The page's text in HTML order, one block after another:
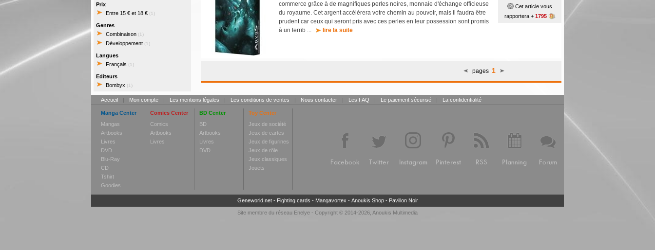
Prix
Entre 15 € et 18 € (1)
Genres
Combinaison (1)
Développement (1)
Langues
Français (1)
Editeurs
Bombyx (1)
commerce grâce à de magnifiques perles noires, monnaie d'échange officieuse
du royaume. Cet argent accélèrera votre chemin au pouvoir, mais il faudra être
prudent car ceux qui seront pris avec ces perles en leur possession sont promis
à un terrib ...
lire la suite
Cet article vous
rapportera + 1795
pages 1
Accueil | Mon compte | Les mentions légales | Les conditions de ventes | Nous contacter | Les FAQ | Le paiement sécurisé | La confidentialité
Manga Center
Mangas
Artbooks
Livres
DVD
Blu-Ray
CD
Tshirt
Goodies
Comics Center
Comics
Artbooks
Livres
BD Center
BD
Artbooks
Livres
DVD
Toy Center
Jeux de société
Jeux de cartes
Jeux de figurines
Jeux de rôle
Jeux classiques
Jouets
Facebook Twitter Instagram Pinterest RSS Planning Forum
Geneworld.net- Fighting cards - Mangavortex - Anoukis Shop- Pavillon Noir
Site membre du réseau Enelye - Copyright © 2014-2026, Anoukis Multimedia